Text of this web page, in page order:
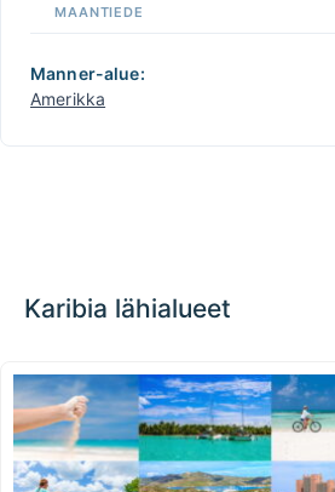
−
MAANTIEDE
Manner-alue:
Amerikka
Karibia lähialueet